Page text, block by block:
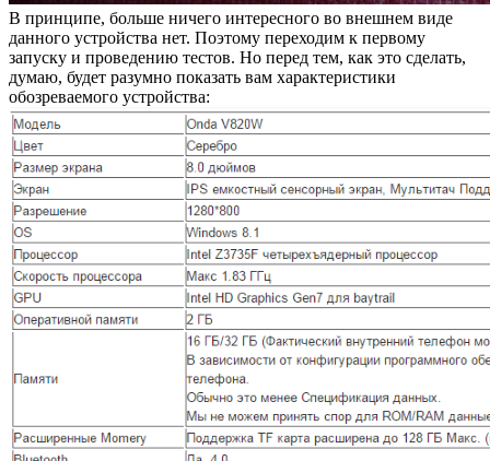
В принципе, больше ничего интересного во внешнем виде
данного устройства нет. Поэтому переходим к первому
запуску и проведению тестов. Но перед тем, как это сделать,
думаю, будет разумно показать вам характеристики
обозреваемого устройства: